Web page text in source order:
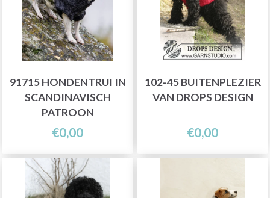
91715 HONDENTRUI IN
SCANDINAVISCH
PATROON
€0,00
102-45 BUITENPLEZIER
VAN DROPS DESIGN
€0,00